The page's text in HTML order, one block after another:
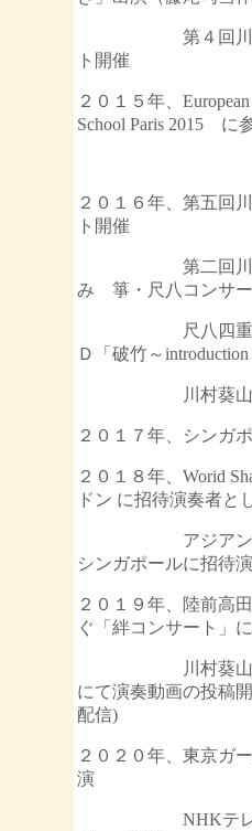
第４回
ト開催
２０１５年、
School Paris 2015 に
２０１６年、第五回
ト開催
第二回
み 箏・尺八コンサ
尺八四重奏団
Ｄ「破竹～
川村葵山尺八
２０１７年、シンガ
２０１８年、Worid
ドン に招待演奏者と
アジアン笛フ
シンガポールに招待
２０１９年、陸前高
ぐ「絆コンサート」
川村葵山
にて演奏動画の投稿
配信)
２０２０年、東京ガ
演
NHKテレビ「